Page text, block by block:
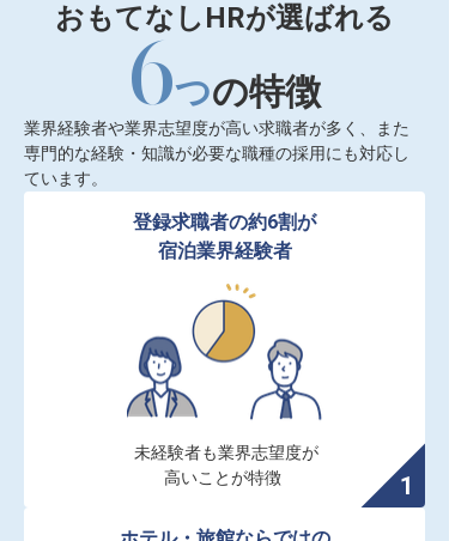
おもてなしHRが選ばれる
6つの特徴
業界経験者や業界志望度が高い求職者が多く、また
専門的な経験・知識が必要な職種の採用にも対応し
ています。
登録求職者の約6割が
宿泊業界経験者
未経験者も業界志望度が
高いことが特徴